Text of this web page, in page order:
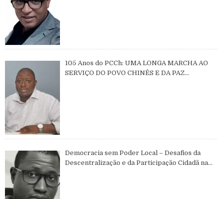
105 Anos do PCCh: UMA LONGA MARCHA AO
SERVIÇO DO POVO CHINÊS E DA PAZ
Democracia sem Poder Local – Desafios da
Descentralização e da Participação Cidadã na